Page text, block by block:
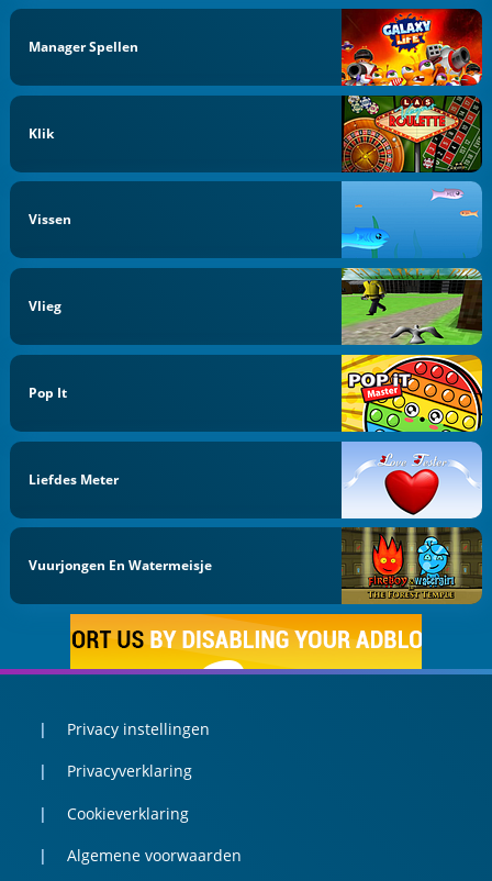
Manager Spellen
Klik
Vissen
Vlieg
Pop It
Liefdes Meter
Vuurjongen En Watermeisje
Privacy instellingen
Privacyverklaring
Cookieverklaring
Algemene voorwaarden